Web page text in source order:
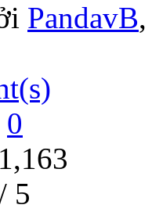
PandavB
0
5